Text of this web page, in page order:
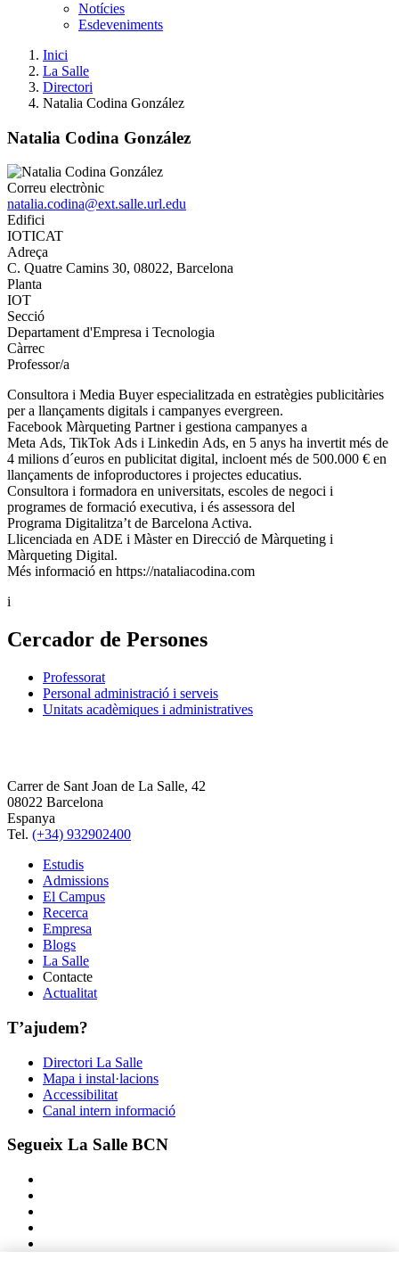
Notícies
Esdeveniments
Inici
La Salle
Directori
Natalia Codina González
Natalia Codina González
Correu electrònic
natalia.codina@ext.salle.url.edu
Edifici
IOTICAT
Adreça
C. Quatre Camins 30, 08022, Barcelona
Planta
IOT
Secció
Departament d'Empresa i Tecnologia
Càrrec
Professor/a
Consultora i Media Buyer especialitzada en estratègies publicitàries
per a llançaments digitals i campanyes evergreen.
Facebook Màrqueting Partner i gestiona campanyes a
Meta Ads, TikTok Ads i Linkedin Ads, en 5 anys ha invertit més de
4 milions d´euros en publicitat digital, incloent més de 500.000 € en
llançaments de infoproductores i projectes educatius.
Consultora i formadora en universitats, escoles de negoci i
programes de formació executiva, i és assessora del
Programa Digitalitza’t de Barcelona Activa.
Llicenciada en ADE i Màster en Direcció de Màrqueting i
Màrqueting Digital.
Més informació en https://nataliacodina.com
i
Cercador de Persones
Professorat
Personal administració i serveis
Unitats acadèmiques i administratives
Carrer de Sant Joan de La Salle, 42
08022 Barcelona
Espanya
Tel. (+34) 932902400
Estudis
Admissions
El Campus
Recerca
Empresa
Blogs
La Salle
Contacte
Actualitat
T’ajudem?
Directori La Salle
Mapa i instal·lacions
Accessibilitat
Canal intern informació
Segueix La Salle BCN